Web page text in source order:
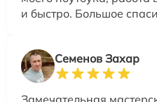
и быстро. Большое
Семенов Захар
Замечательная